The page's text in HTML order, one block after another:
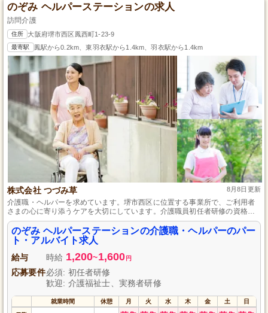
のぞみ ヘルパーステーションの求人
訪問介護
住所 大阪府堺市西区鳳西町1-23-9
最寄駅 鳳駅から0.2km、東羽衣駅から1.4km、羽衣駅から1.4km
株式会社 つづみ草 8月8日更新
介護職・ヘルパーを求めています。堺市西区に位置する事業所で、ご利用者
さまの心に寄り添うケアを大切にしています。介護職員初任者研修の資格を
お持ちであれば、実務経験は不問。コミュニケーションを重視したサービス
提供に興味がある方は、ぜひご応募ください。安心の同行訪問からスタート
しますので、初心者の方も歓迎です。
のぞみ ヘルパーステーションの介護職・ヘルパーのパー
ト・アルバイト求人
給与 時給 1,200~1,600 円
応募要件必須: 初任者研修
歓迎: 介護福祉士、実務者研修
就業時間 休憩 月 火 水 木 金 土 日